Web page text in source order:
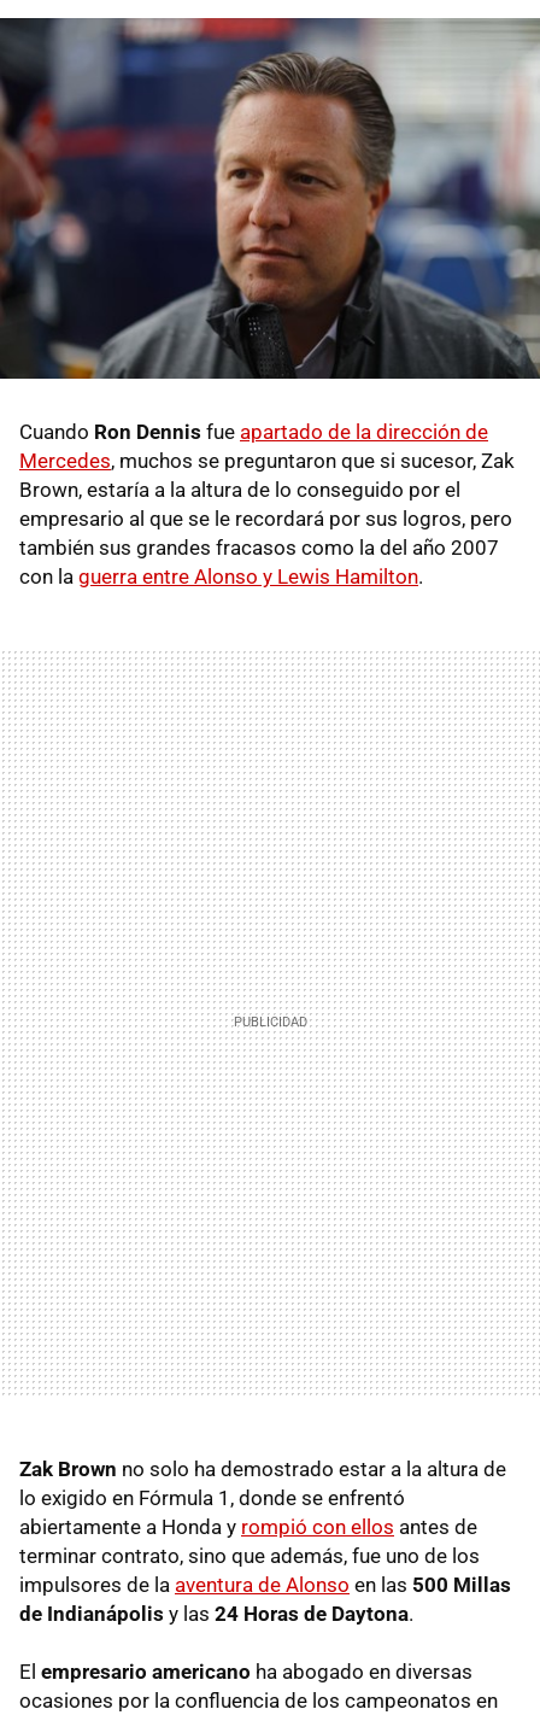
Cuando Ron Dennis fue apartado de la dirección de
Mercedes, muchos se preguntaron que si sucesor, Zak
Brown, estaría a la altura de lo conseguido por el
empresario al que se le recordará por sus logros, pero
también sus grandes fracasos como la del año 2007
con la guerra entre Alonso y Lewis Hamilton.
Zak Brown no solo ha demostrado estar a la altura de
lo exigido en Fórmula 1, donde se enfrentó
abiertamente a Honda y rompió con ellos antes de
terminar contrato, sino que además, fue uno de los
impulsores de la aventura de Alonso en las 500 Millas
de Indianápolis y las 24 Horas de Daytona.
El empresario americano ha abogado en diversas
ocasiones por la confluencia de los campeonatos en